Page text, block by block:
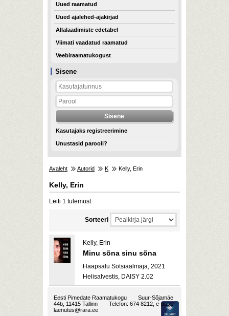
Sisene
Kasutajaks registreerimine
Unustasid parooli?
Uued raamatud
Uued ajalehed-ajakirjad
Allalaadimiste edetabel
Viimati vaadatud raamatud
Veebiraamatukogust
Avaleht Autorid K Kelly, Erin
Kelly, Erin
Leiti 1 tulemust
Sorteeri
Kelly, Erin
Minu sõna sinu sõna
Haapsalu Sotsiaalmaja, 2021
Helisalvestis, DAISY 2.02
Eesti Pimedate Raamatukogu
Suur-Sõjamäe
44b, 11415 Tallinn
Telefon: 674 8212, e-post:
laenutus@rara.ee